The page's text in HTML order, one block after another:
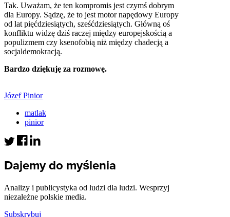
Tak. Uważam, że ten kompromis jest czymś dobrym
dla Europy. Sądzę, że to jest motor napędowy Europy
od lat pięćdziesiątych, sześćdziesiątych. Główną oś
konfliktu widzę dziś raczej między europejskością a
populizmem czy ksenofobią niż między chadecją a
socjaldemokracją.
Bardzo dziękuję za rozmowę.
Józef Pinior
matlak
pinior
Dajemy do myślenia
Analizy i publicystyka od ludzi dla ludzi. Wesprzyj
niezależne polskie media.
Subskrybuj